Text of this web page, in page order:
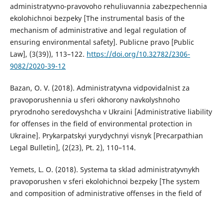
administratyvno-pravovoho rehuliuvannia zabezpechennia
ekolohichnoi bezpeky [The instrumental basis of the
mechanism of administrative and legal regulation of
ensuring environmental safety]. Publicne pravo [Public
Law], (3(39)), 113–122. https://doi.org/10.32782/2306-
9082/2020-39-12
Bazan, O. V. (2018). Administratyvna vidpovidalnist za
pravoporushennia u sferi okhorony navkolyshnoho
pryrodnoho seredovyshcha v Ukraini [Administrative liability
for offenses in the field of environmental protection in
Ukraine]. Prykarpatskyi yurydychnyi visnyk [Precarpathian
Legal Bulletin], (2(23), Pt. 2), 110–114.
Yemets, L. O. (2018). Systema ta sklad administratyvnykh
pravoporushen v sferi ekolohichnoi bezpeky [The system
and composition of administrative offenses in the field of